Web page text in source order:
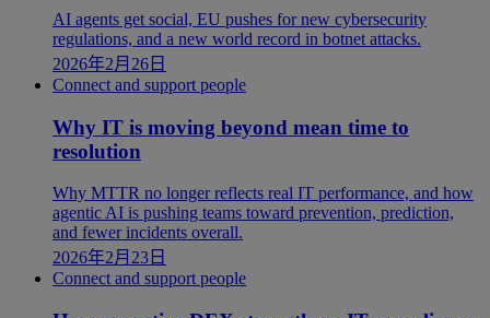
AI agents get social, EU pushes for new cybersecurity
regulations, and a new world record in botnet attacks.
2026年2月26日
Connect and support people
Why IT is moving beyond mean time to
resolution
Why MTTR no longer reflects real IT performance, and how
agentic AI is pushing teams toward prevention, prediction,
and fewer incidents overall.
2026年2月23日
Connect and support people